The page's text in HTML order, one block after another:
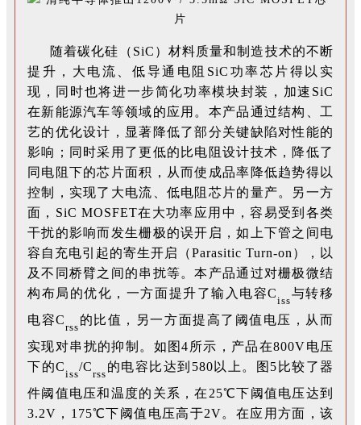
随着碳化硅（SiC）材料质量和制造技术的不断
提升，大电流、低导通电阻SiC功率芯片得以实
现，同时也将进一步简化功率模块封装，加速SiC
在新能源汽车等领域的应用 。本产品通过结构、工
艺的优化设计，显著降低了部分关键缺陷对性能的
影响；同时采用了更低的比电阻设计技术，降低了
同电阻下的芯片面积，从而使成品率降低趋势得以
控制，实现了大电流、低电阻芯片的量产。另一方
面，SiC MOSFET在大功率应用中，容易受到各类
干扰的影响而发生栅极的误开启，如上下管之间电
容自充电引起的寄生开启（Parasitic Turn-on），以
及不同桥臂之间的串扰等。本产品通过对栅极微结
构布局的优化，一方面提升了输入电容C
iss
与转移
电容C
rss
的比值，另一方面提高了阈值电压，从而
实现对串扰的抑制。 如图4所示，产品在800V电压
下的C
iss
/C
rss
的电容比达到580以上。图5比较了器
件阈值电压和温度的关系，在25℃下阈值电压达到
3.2V，175℃下阈值电压高于2V。在应用方面，该